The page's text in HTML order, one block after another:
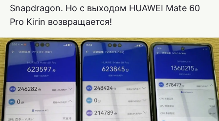
Snapdragon. Но с выходом HUAWEI Mate 60
Pro Kirin возвращается!